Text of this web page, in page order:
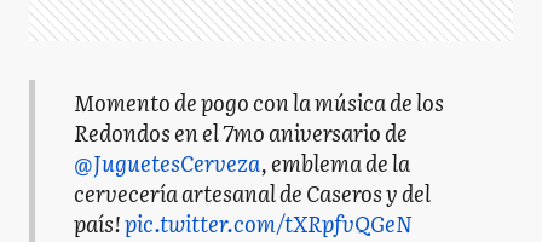
Momento de pogo con la música de los
Redondos en el 7mo aniversario de
@JuguetesCerveza, emblema de la
cervecería artesanal de Caseros y del
país!pic.twitter.com/tXRpfvQGeN